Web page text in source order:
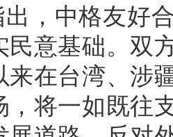
出，中格友好
民意基础。双
来在台湾、涉
，将一如既往